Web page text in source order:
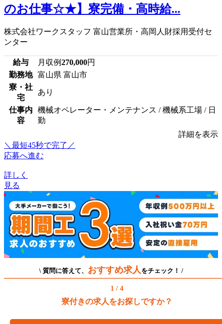
のお仕事☆★】寮完備・高時給...
株式会社ワークスタッフ 富山営業所・高岡人財採用受付セ
ンター
給与 月収例270,000円
勤務地
富山県 富山市
寮・社
宅
あり
仕事内
容
機械オペレーター・メンテナンス / 機械系工場 / 日
勤
詳細を表示
＼最短45秒で完了／
応募へ進む
詳しく
見る
\ 質問に答えて、 おすすめ求人 をチェック！ /
1 / 4
寮付きの求人をお探しですか？